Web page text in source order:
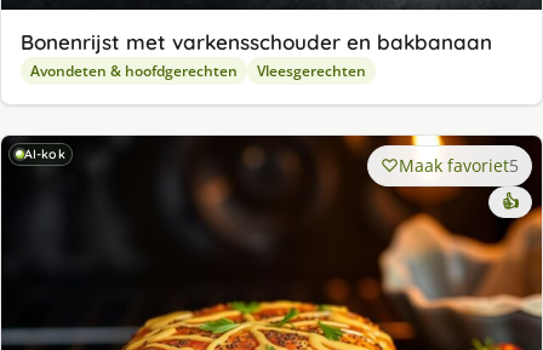
Bonenrijst met varkensschouder en bakbanaan
Avondeten & hoofdgerechten Vleesgerechten
AI-kok Maak favoriet5
👍